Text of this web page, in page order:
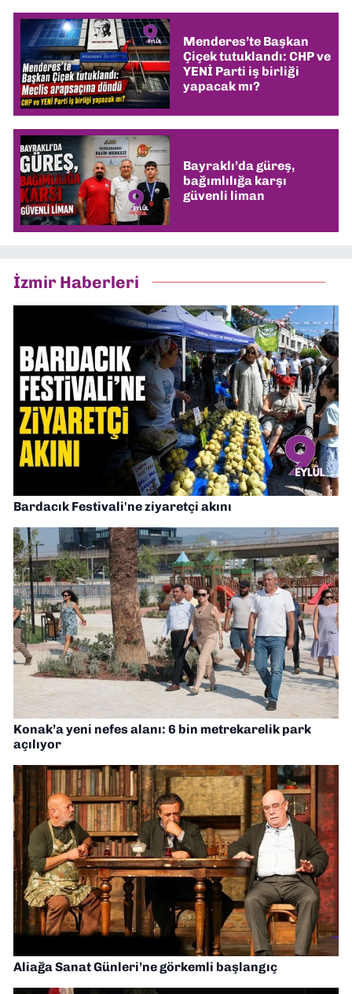
Menderes’te Başkan
Çiçek tutuklandı: CHP ve
YENİ Parti iş birliği
yapacak mı?
Bayraklı’da güreş,
bağımlılığa karşı
güvenli liman
İzmir Haberleri
Bardacık Festivali'ne ziyaretçi akını
Konak’a yeni nefes alanı: 6 bin metrekarelik park
açılıyor
Aliağa Sanat Günleri’ne görkemli başlangıç